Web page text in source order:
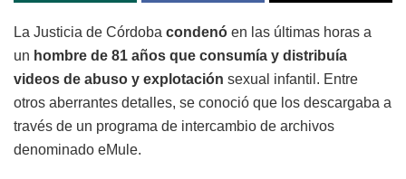
La Justicia de Córdoba condenó en las últimas horas a
un hombre de 81 años que consumía y distribuía
videos de abuso y explotación sexual infantil. Entre
otros aberrantes detalles, se conoció que los descargaba a
través de un programa de intercambio de archivos
denominado eMule.